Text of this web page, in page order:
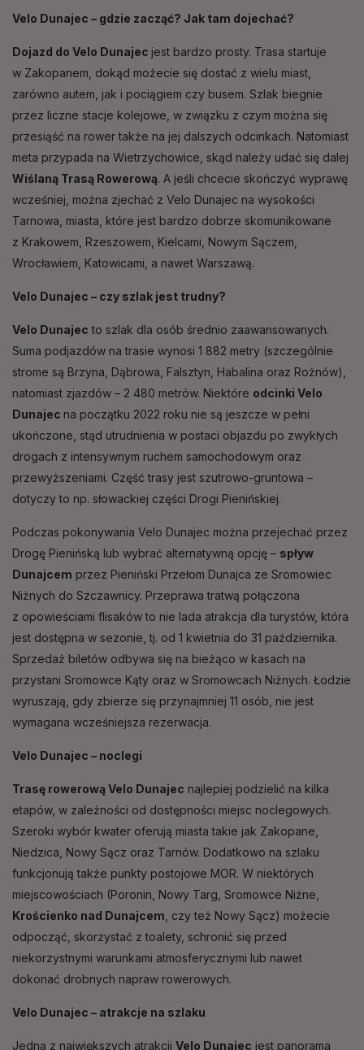
Velo Dunajec – gdzie zacząć? Jak tam dojechać?
Dojazd do Velo Dunajec jest bardzo prosty. Trasa startuje
w Zakopanem, dokąd możecie się dostać z wielu miast,
zarówno autem, jak i pociągiem czy busem. Szlak biegnie
przez liczne stacje kolejowe, w związku z czym można się
przesiąść na rower także na jej dalszych odcinkach. Natomiast
meta przypada na Wietrzychowice, skąd należy udać się dalej
Wiślaną Trasą Rowerową. A jeśli chcecie skończyć wyprawę
wcześniej, można zjechać z Velo Dunajec na wysokości
Tarnowa, miasta, które jest bardzo dobrze skomunikowane
z Krakowem, Rzeszowem, Kielcami, Nowym Sączem,
Wrocławiem, Katowicami, a nawet Warszawą.
Velo Dunajec – czy szlak jest trudny?
Velo Dunajec to szlak dla osób średnio zaawansowanych.
Suma podjazdów na trasie wynosi 1 882 metry (szczególnie
strome są Brzyna, Dąbrowa, Falsztyn, Habalina oraz Rożnów),
natomiast zjazdów – 2 480 metrów. Niektóre odcinki Velo
Dunajec na początku 2022 roku nie są jeszcze w pełni
ukończone, stąd utrudnienia w postaci objazdu po zwykłych
drogach z intensywnym ruchem samochodowym oraz
przewyższeniami. Część trasy jest szutrowo-gruntowa –
dotyczy to np. słowackiej części Drogi Pienińskiej.
Podczas pokonywania Velo Dunajec można przejechać przez
Drogę Pienińską lub wybrać alternatywną opcję – spływ
Dunajcem przez Pieniński Przełom Dunajca ze Sromowiec
Niżnych do Szczawnicy. Przeprawa tratwą połączona
z opowieściami flisaków to nie lada atrakcja dla turystów, która
jest dostępna w sezonie, tj. od 1 kwietnia do 31 października.
Sprzedaż biletów odbywa się na bieżąco w kasach na
przystani Sromowce Kąty oraz w Sromowcach Niżnych. Łodzie
wyruszają, gdy zbierze się przynajmniej 11 osób, nie jest
wymagana wcześniejsza rezerwacja.
Velo Dunajec – noclegi
Trasę rowerową Velo Dunajec najlepiej podzielić na kilka
etapów, w zależności od dostępności miejsc noclegowych.
Szeroki wybór kwater oferują miasta takie jak Zakopane,
Niedzica, Nowy Sącz oraz Tarnów. Dodatkowo na szlaku
funkcjonują także punkty postojowe MOR. W niektórych
miejscowościach (Poronin, Nowy Targ, Sromowce Niżne,
Krościenko nad Dunajcem , czy też Nowy Sącz) możecie
odpocząć, skorzystać z toalety, schronić się przed
niekorzystnymi warunkami atmosferycznymi lub nawet
dokonać drobnych napraw rowerowych.
Velo Dunajec – atrakcje na szlaku
Jedną z największych atrakcji Velo Dunajec jest panorama